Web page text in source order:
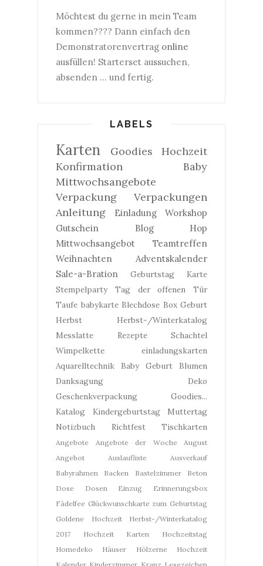
Möchtest du gerne in mein Team
kommen???? Dann einfach den
Demonstratorenvertrag online
ausfüllen! Starterset aussuchen,
absenden ... und fertig.
LABELS
Karten Goodies
Hochzeit
Konfirmation
Baby
Mittwochsangebote
Verpackung
Verpackungen
Anleitung
Einladung
Workshop
Gutschein
Blog Hop
Mittwochsangebot
Teamtreffen
Weihnachten
Adventskalender
Sale-a-Bration
Geburtstag
Karte
Stempelparty
Tag der offenen Tür
Taufe babykarte Blechdose Box Geburt
Herbst
Herbst-/Winterkatalog
Messlatte
Rezepte
Schachtel
Wimpelkette
einladungskarten
Aquarelltechnik
Baby Geburt
Blumen
Danksagung
Deko
Geschenkverpackung
Goodies...
Katalog
Kindergeburtstag
Muttertag
Notizbuch
Richtfest Tischkarten
Angebote Angebote der Woche
August
Angebot
Auslaufliste
Ausverkauf
Babyrahmen
Backen Bastelzimmer
Beton
Dose
Dosen Einzug
Erinnerungsbox
Fädelfee Glückwunschkarte zum Geburtstag
Goldene Hochzeit
Herbst-/Winterkatalog
2017
Hochzeit Karten
Hochzeitstag
Homedeko
Häuser
Hölzerne Hochzeit